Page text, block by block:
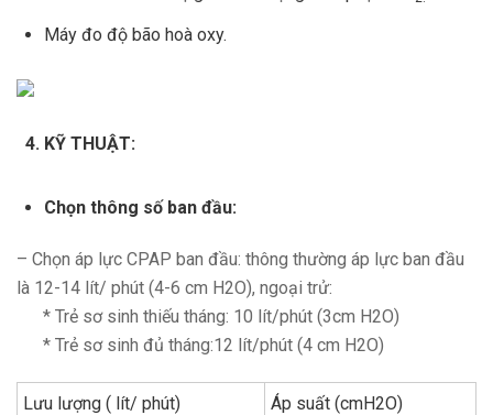
Máy đo độ bão hoà oxy.
KỸ THUẬT:
Chọn thông số ban đầu:
– Chọn áp lực CPAP ban đầu: thông thường áp lực ban đầu
là 12-14 lít/ phút (4-6 cm H2O), ngoại trử:
* Trẻ sơ sinh thiếu tháng: 10 lít/phút (3cm H2O)
* Trẻ sơ sinh đủ tháng:12 lít/phút (4 cm H2O)
Lưu lượng ( lít/ phút) Áp suất (cmH2O)